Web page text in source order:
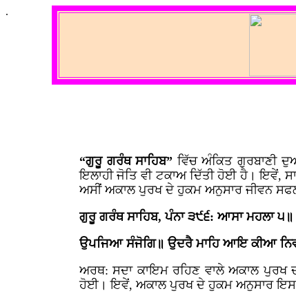
.
“ਗੁਰੂ ਗਰੰਥ ਸਾਹਿਬ” ਵਿੱਚ ਅੰਕਿਤ ਗੁਰਬਾਣੀ
ਇਲਾਹੀ ਜੋਤਿ ਵੀ ਟਕਾਅ ਦਿੱਤੀ ਹੋਈ ਹੈ। ਇਵੇਂ,
ਅਸੀਂ ਅਕਾਲ ਪੁਰਖ ਦੇ ਹੁਕਮ ਅਨੁਸਾਰ ਜੀਵਨ
ਗੁਰੂ ਗਰੰਥ ਸਾਹਿਬ, ਪੰਨਾ ੩੯੬: ਆਸਾ ਮਹਲਾ
ਉਪਜਿਆ ਸੰਜੋਗਿ॥ ਉਦਰੈ ਮਾਹਿ ਆਇ ਕੀਆ
ਅਰਥ: ਸਦਾ ਕਾਇਮ ਰਹਿਣ ਵਾਲੇ ਅਕਾਲ ਪੁਰਖ
ਹੋਈ। ਇਵੇਂ, ਅਕਾਲ ਪੁਰਖ ਦੇ ਹੁਕਮ ਅਨੁਸਾਰ ਇਸ